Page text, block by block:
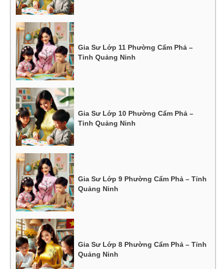
Gia Sư Lớp 11 Phường Cẩm Phả –
Tỉnh Quảng Ninh
Gia Sư Lớp 10 Phường Cẩm Phả –
Tỉnh Quảng Ninh
Gia Sư Lớp 9 Phường Cẩm Phả – Tỉnh
Quảng Ninh
Gia Sư Lớp 8 Phường Cẩm Phả – Tỉnh
Quảng Ninh